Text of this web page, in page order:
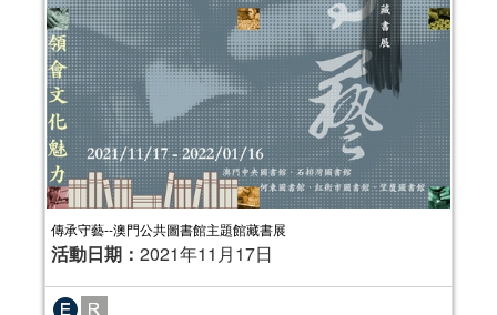
傳承守藝--澳門公共圖書館主題館藏書展
活動日期： 2021年11月17日